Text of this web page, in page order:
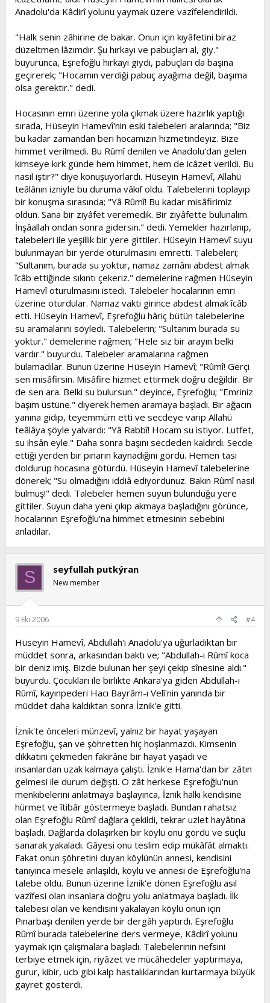
Anadolu'da Kâdirî yolunu yaymak üzere vazîfelendirildi.
"Halk senin zâhirine de bakar. Onun için kıyâfetini biraz
düzeltmen lâzımdır. Şu hırkayı ve pabuçları al, giy."
buyurunca, Eşrefoğlu hırkayı giydi, pabuçları da başına
geçirerek; "Hocamın verdiği pabuç ayağıma değil, başıma
olsa gerektir." dedi.
Hocasının emri üzerine yola çıkmak üzere hazırlık yaptığı
sırada, Hüseyin Hamevî'nin eski talebeleri aralarında; "Biz
bu kadar zamandan beri hocamızın hizmetindeyiz. Bize
himmet verilmedi. Bu Rûmî denilen ve Anadolu'dan gelen
kimseye kırk günde hem himmet, hem de icâzet verildi. Bu
nasıl iştir?" diye konuşuyorlardı. Hüseyin Hamevî, Allahü
teâlânın izniyle bu duruma vâkıf oldu. Talebelerini toplayıp
bir konuşma sırasında; "Yâ Rûmî! Bu kadar misâfirimiz
oldun. Sana bir ziyâfet veremedik. Bir ziyâfette bulunalım.
İnşâallah ondan sonra gidersin." dedi. Yemekler hazırlanıp,
talebeleri ile yeşillik bir yere gittiler. Hüseyin Hamevî suyu
bulunmayan bir yerde oturulmasını emretti. Talebeleri;
"Sultanım, burada su yoktur, namaz zamânı abdest almak
îcâb ettiğinde sıkıntı çekeriz." demelerine rağmen Hüseyin
Hamevî oturulmasını istedi. Talebeler hocalarının emri
üzerine oturdular. Namaz vakti girince abdest almak îcâb
etti. Hüseyin Hamevî, Eşrefoğlu hâriç bütün talebelerine
su aramalarını söyledi. Talebelerin; "Sultanım burada su
yoktur." demelerine rağmen; "Hele siz bir arayın belki
vardır." buyurdu. Talebeler aramalarına rağmen
bulamadılar. Bunun üzerine Hüseyin Hamevî; "Rûmî! Gerçi
sen misâfirsin. Misâfire hizmet ettirmek doğru değildir. Bir
de sen ara. Belki su bulursun." deyince, Eşrefoğlu; "Emriniz
başım üstüne." diyerek hemen aramaya başladı. Bir ağacın
yanına gidip, teyemmüm etti ve secdeye varıp Allahü
teâlâya şöyle yalvardı: "Yâ Rabbî! Hocam su istiyor. Lutfet,
su ihsân eyle." Daha sonra başını secdeden kaldırdı. Secde
ettiği yerden bir pınarın kaynadığını gördü. Hemen tası
doldurup hocasına götürdü. Hüseyin Hamevî talebelerine
dönerek; "Su olmadığını iddiâ ediyordunuz. Bakın Rûmî nasıl
bulmuş!" dedi. Talebeler hemen suyun bulunduğu yere
gittiler. Suyun daha yeni çıkıp akmaya başladığını görünce,
hocalarının Eşrefoğlu'na himmet etmesinin sebebini
anladılar.
S seyfullah putkýran
New member
9 Eki 2006 #4
Hüseyin Hamevî, Abdullah'ı Anadolu'ya uğurladıktan bir
müddet sonra, arkasından baktı ve; "Abdullah-ı Rûmî koca
bir deniz imiş. Bizde bulunan her şeyi çekip sînesine aldı."
buyurdu. Çocukları ile birlikte Ankara'ya giden Abdullah-ı
Rûmî, kayınpederi Hacı Bayrâm-ı Velî'nin yanında bir
müddet daha kaldıktan sonra İznik'e gitti.
İznik'te önceleri münzevî, yalnız bir hayat yaşayan
Eşrefoğlu, şan ve şöhretten hiç hoşlanmazdı. Kimsenin
dikkatini çekmeden fakirâne bir hayat yaşadı ve
insanlardan uzak kalmaya çalıştı. İznik'e Hama'dan bir zâtın
gelmesi ile durum değişti. O zât herkese Eşrefoğlu'nun
menkıbelerini anlatmaya başlayınca, İznik halkı kendisine
hürmet ve îtibâr göstermeye başladı. Bundan rahatsız
olan Eşrefoğlu Rûmî dağlara çekildi, tekrar uzlet hayâtına
başladı. Dağlarda dolaşırken bir köylü onu gördü ve suçlu
sanarak yakaladı. Gâyesi onu teslim edip mükâfât almaktı.
Fakat onun şöhretini duyan köylünün annesi, kendisini
tanıyınca mesele anlaşıldı, köylü ve annesi de Eşrefoğlu'na
talebe oldu. Bunun üzerine İznik'e dönen Eşrefoğlu asıl
vazîfesi olan insanlara doğru yolu anlatmaya başladı. İlk
talebesi olan ve kendisini yakalayan köylü onun için
Pınarbaşı denilen yerde bir dergâh yaptırdı. Eşrefoğlu
Rûmî burada talebelerine ders vermeye, Kâdirî yolunu
yaymak için çalışmalara başladı. Talebelerinin nefsini
terbiye etmek için, riyâzet ve mücâhedeler yaptırmaya,
gurur, kibir, ucb gibi kalp hastalıklarından kurtarmaya büyük
gayret gösterdi.